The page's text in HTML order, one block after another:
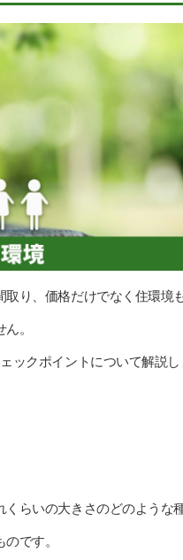
り、価格だけでなく住環境
。
ックポイントについて解説し
らいの大きさのどのような
です。